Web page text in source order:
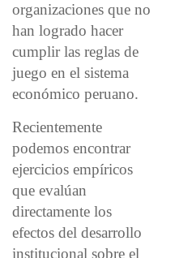
organizaciones que no
han logrado hacer
cumplir las reglas de
juego en el sistema
económico peruano.
Recientemente
podemos encontrar
ejercicios empíricos
que evalúan
directamente los
efectos del desarrollo
institucional sobre el